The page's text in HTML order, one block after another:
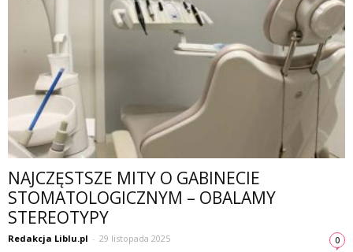
NAJCZĘSTSZE MITY O GABINECIE
STOMATOLOGICZNYM – OBALAMY
STEREOTYPY
Redakcja Liblu.pl - 29 listopada 2025 0